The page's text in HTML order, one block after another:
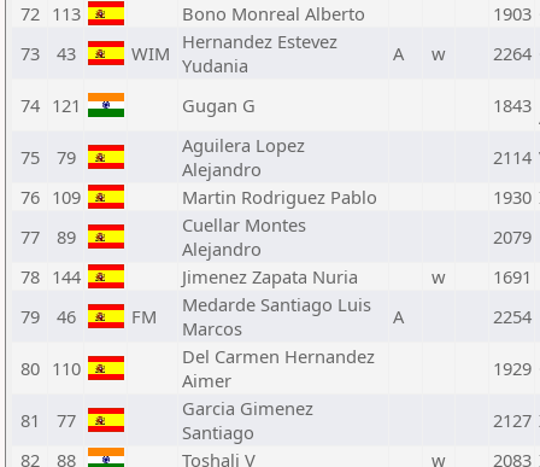
72 113 Bono Monreal Alberto 1903
73
43 WIM Hernandez Estevez
Yudania
A w 2264
74 121 Gugan G 1843
75
79
Aguilera Lopez
Alejandro
2114
76 109 Martin Rodriguez Pablo 1930
77
89
Cuellar Montes
Alejandro
2079
78 144 Jimenez Zapata Nuria w 1691
79
46 FM
Medarde Santiago Luis
Marcos
A 2254
80 110
Del Carmen Hernandez
Aimer
1929
81 77
Garcia Gimenez
Santiago
2127
82
88 Toshali V w 2083